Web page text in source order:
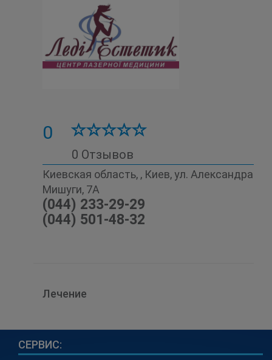
0
0 Отзывов
Киевская область, , Киев, ул. Александра
Мишуги, 7А
(044) 233-29-29
(044) 501-48-32
Лечение
СЕРВИС: